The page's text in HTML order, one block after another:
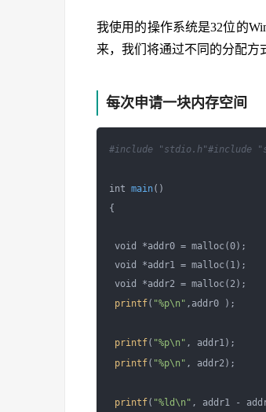
我使用的操作系统是32位的
来，我们将通过不同的分配方
每次申请一块内存空间
#include "stdio.h"#include
int main()
{
void *addr0 = malloc(0);
void *addr1 = malloc(1);
void *addr2 = malloc(2);
printf( "%p\n" ,addr0 );
printf( "%p\n" , addr1);
printf( "%p\n" , addr2);
printf( "%ld\n" , addr1 -